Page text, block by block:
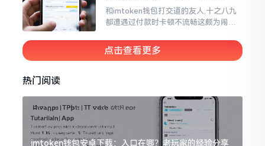
和imtoken钱包打交道的友人,十之八九
都遭遇过付款时卡顿不流畅这颇为闹心
直接弹出红色字体显示报错,情形令人焦
急得连连跺脚。实际上讲
点击查看更多
热门阅读
imtoken钱包安卓下载：入口在哪？老玩家的经验分享